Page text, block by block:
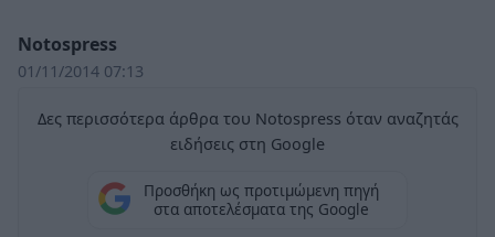
Notospress
01/11/2014 07:13
Δες περισσότερα άρθρα του Notospress όταν αναζητάς
ειδήσεις στη Google
Προσθήκη ως προτιμώμενη πηγή
στα αποτελέσματα της Google